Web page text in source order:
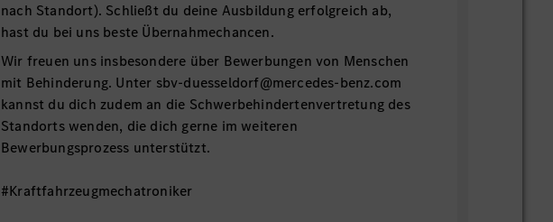
nach Standort). Schließt du deine Ausbildung erfolgreich ab,
hast du bei uns beste Übernahmechancen.
Wir freuen uns insbesondere über Bewerbungen von Menschen
mit Behinderung. Unter sbv-duesseldorf@mercedes-benz.com
kannst du dich zudem an die Schwerbehindertenvertretung des
Standorts wenden, die dich gerne im weiteren
Bewerbungsprozess unterstützt.
#Kraftfahrzeugmechatroniker